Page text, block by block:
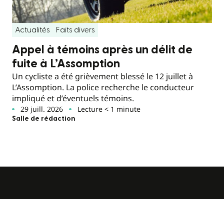
Actualités Faits divers
Appel à témoins après un délit de
fuite à L’Assomption
Un cycliste a été grièvement blessé le 12 juillet à
L’Assomption. La police recherche le conducteur
impliqué et d’éventuels témoins.
29 juill. 2026 Lecture < 1 minute
Salle de rédaction